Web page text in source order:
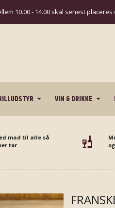
10.00 - 14.00 skal senest
VIN & DRIKKE
mad til alle så
tør